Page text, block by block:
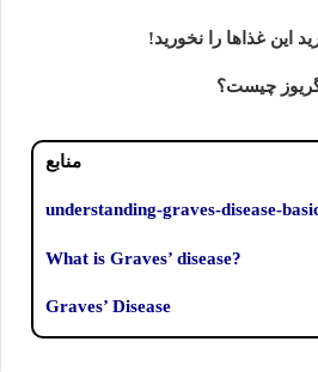
این غذاها را نخورید!
گریوز چیست؟
منابع
understanding-graves-disease-
?What is Graves’ disease
Graves’ Disease